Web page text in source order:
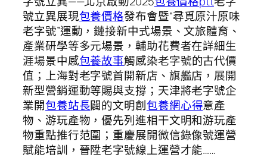
號立異展現包養價格發布會暨“尋覓原汁原味
老字號”運動，鏈接新中式場景、文旅體育、
產業研學等多元場景，輔助花費者在詳細生
涯場景中感包養故事觸感染老字號的古代價
值；上海對老字號首開新店、旗艦店，展開
新型營銷運動等賜與支撐；天津將老字號企
業開包養站長闢的文明創包養網心得意產
物、游玩產物，優先列進相干文明和游玩產
物重點推行范圍；重慶展開微信錄像號運營
賦能培訓，晉陞老字號線上運營才能……